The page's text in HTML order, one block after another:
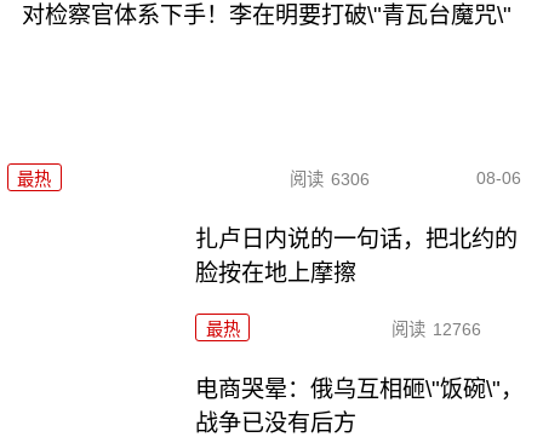
对检察官体系下手！李在明要打破\"青瓦台魔咒\"
最热 阅读 6306 08-06
扎卢日内说的一句话，把北约的
脸按在地上摩擦
最热 阅读 12766
电商哭晕：俄乌互相砸\"饭碗\"，
战争已没有后方